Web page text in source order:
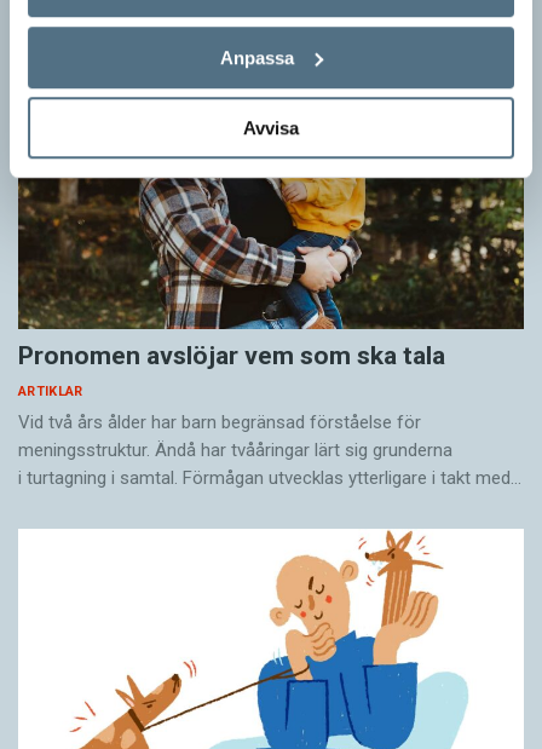
Anpassa
Avvisa
Pronomen avslöjar vem som ska tala
ARTIKLAR
Vid två års ålder har barn begränsad förståelse för
meningsstruktur. Ändå har tvååringar lärt sig grunderna
i turtagning i samtal. Förmågan utvecklas ytterligare i takt med…